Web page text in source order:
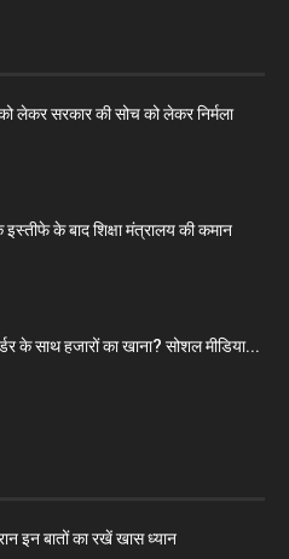
लेकर सरकार की सोच को लेकर निर्मला
इस्तीफे के बाद शिक्षा मंत्रालय की कमान
के साथ हजारों का खाना? सोशल मीडिया...
इन बातों का रखें खास ध्यान